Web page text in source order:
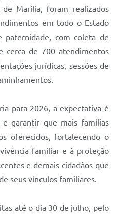
Marília, foram realizados
em todo o Estado
paternidade, com coleta de
cerca de 700 atendimentos
jurídicas, sessões de
para 2026, a expectativa é
e garantir que mais famílias
oferecidos, fortalecendo o
familiar e à proteção
e demais cidadãos que
seus vínculos familiares.
até o dia 30 de julho, pelo